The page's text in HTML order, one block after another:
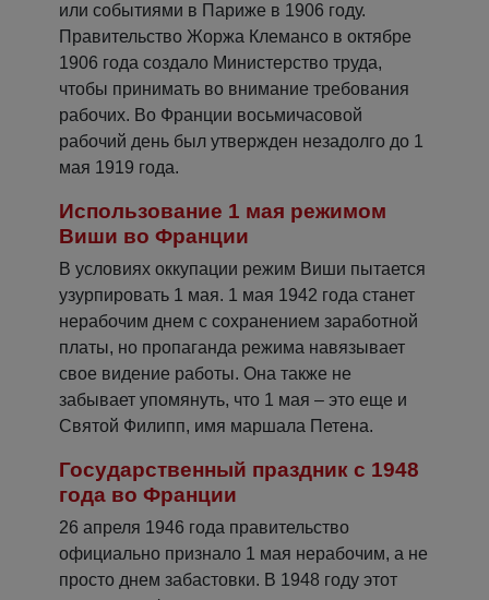
или событиями в Париже в 1906 году.
Правительство Жоржа Клемансо в октябре
1906 года создало Министерство труда,
чтобы принимать во внимание требования
рабочих. Во Франции восьмичасовой
рабочий день был утвержден незадолго до 1
мая 1919 года.
Использование 1 мая режимом
Виши во Франции
В условиях оккупации режим Виши пытается
узурпировать 1 мая. 1 мая 1942 года станет
нерабочим днем ​​с сохранением заработной
платы, но пропаганда режима навязывает
свое видение работы. Она также не
забывает упомянуть, что 1 мая – это еще и
Святой Филипп, имя маршала Петена.
Государственный праздник с 1948
года во Франции
26 апреля 1946 года правительство
официально признало 1 мая нерабочим, а не
просто днем забастовки. В 1948 году этот